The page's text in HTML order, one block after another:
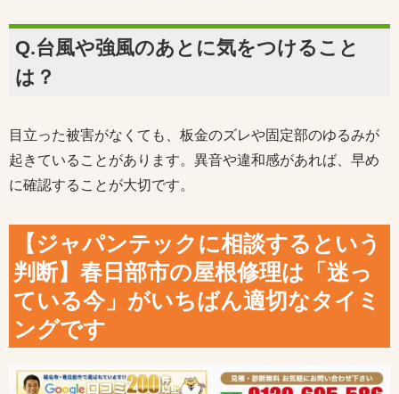
Q.台風や強風のあとに気をつけること
は？
目立った被害がなくても、板金のズレや固定部のゆるみが
起きていることがあります。異音や違和感があれば、早め
に確認することが大切です。
【ジャパンテックに相談するという
判断】春日部市の屋根修理は「迷っ
ている今」がいちばん適切なタイミ
ングです